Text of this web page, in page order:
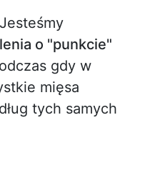
o "punkcie"
gdy w
mięsa
tych samych